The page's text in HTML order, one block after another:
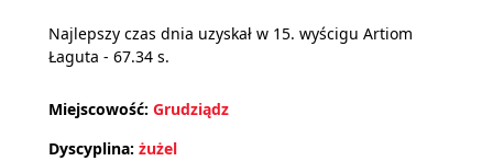
Najlepszy czas dnia uzyskał w 15. wyścigu Artiom
Łaguta - 67.34 s.
Miejscowość: Grudziądz
Dyscyplina: żużel